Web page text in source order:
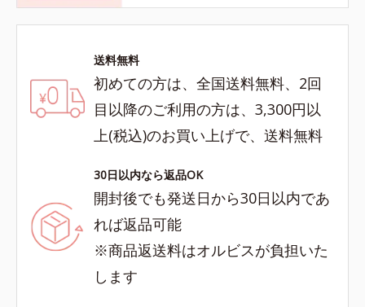
送料無料
初めての方は、全国送料無料、2回
目以降のご利用の方は、3,300円以
上(税込)のお買い上げで、送料無料
30日以内なら返品OK
開封後でも発送日から30日以内であ
れば返品可能
※商品返送料はオルビスが負担いた
します